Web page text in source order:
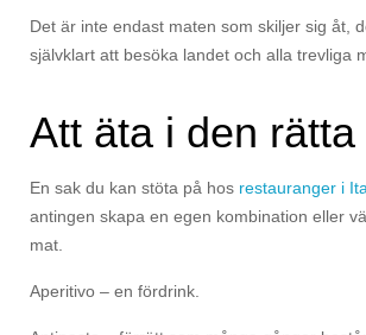
Det är inte endast maten som skiljer sig åt,
självklart att besöka landet och alla trevliga
Att äta i den
En sak du kan stöta på hos restauranger i
antingen skapa en egen kombination eller
mat.
Aperitivo – en fördrink.